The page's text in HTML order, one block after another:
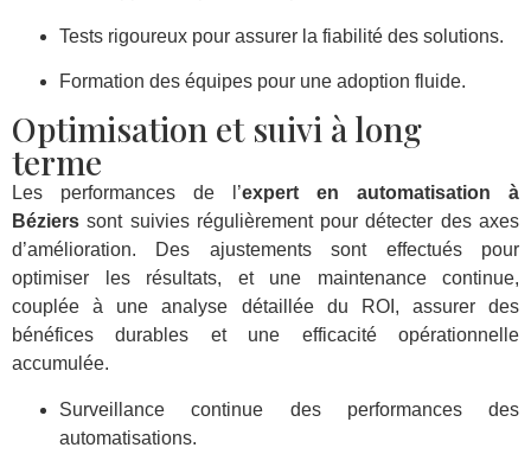
Tests rigoureux pour assurer la fiabilité des solutions.
Formation des équipes pour une adoption fluide.
Optimisation et suivi à long
terme
Les performances de l’expert en automatisation à
Béziers sont suivies régulièrement pour détecter des axes
d’amélioration. Des ajustements sont effectués pour
optimiser les résultats, et une maintenance continue,
couplée à une analyse détaillée du ROI, assurer des
bénéfices durables et une efficacité opérationnelle
accumulée.
Surveillance continue des performances des
automatisations.